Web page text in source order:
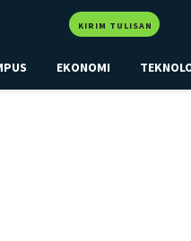
KIRIM TULISAN
EKONOMI